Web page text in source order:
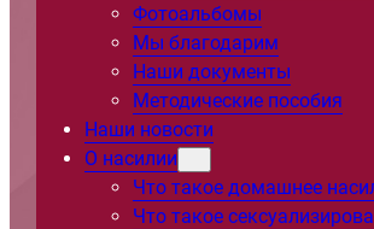
Фотоальбомы
Мы благодарим
Наши документы
Методические пособия
Наши новости
О насилии
Что такое домашнее
Что такое